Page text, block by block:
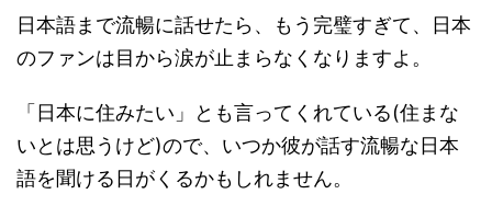
日本語まで流暢に話せたら、もう完璧すぎて、日本
のファンは目から涙が止まらなくなりますよ。
「日本に住みたい」とも言ってくれている(住まな
いとは思うけど)ので、いつか彼が話す流暢な日本
語を聞ける日がくるかもしれません。